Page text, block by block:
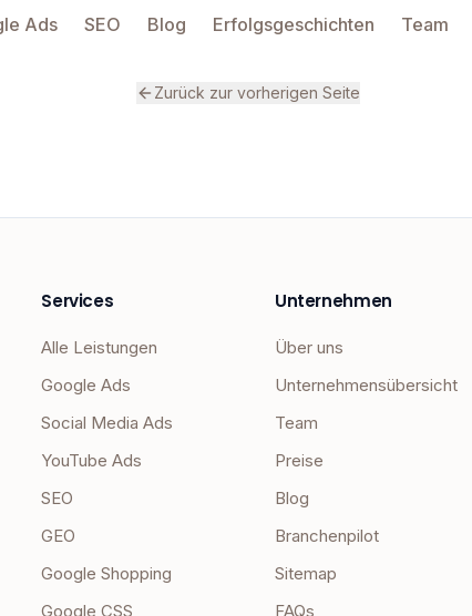
Ads SEO Blog Erfolgsgeschichten Team
Zurück zur vorherigen Seite
Services
Alle Leistungen
Google Ads
Social Media Ads
YouTube Ads
SEO
GEO
Google Shopping
Google CSS
Unternehmen
Über uns
Unternehmensübersicht
Team
Preise
Blog
Branchenpilot
Sitemap
FAQs